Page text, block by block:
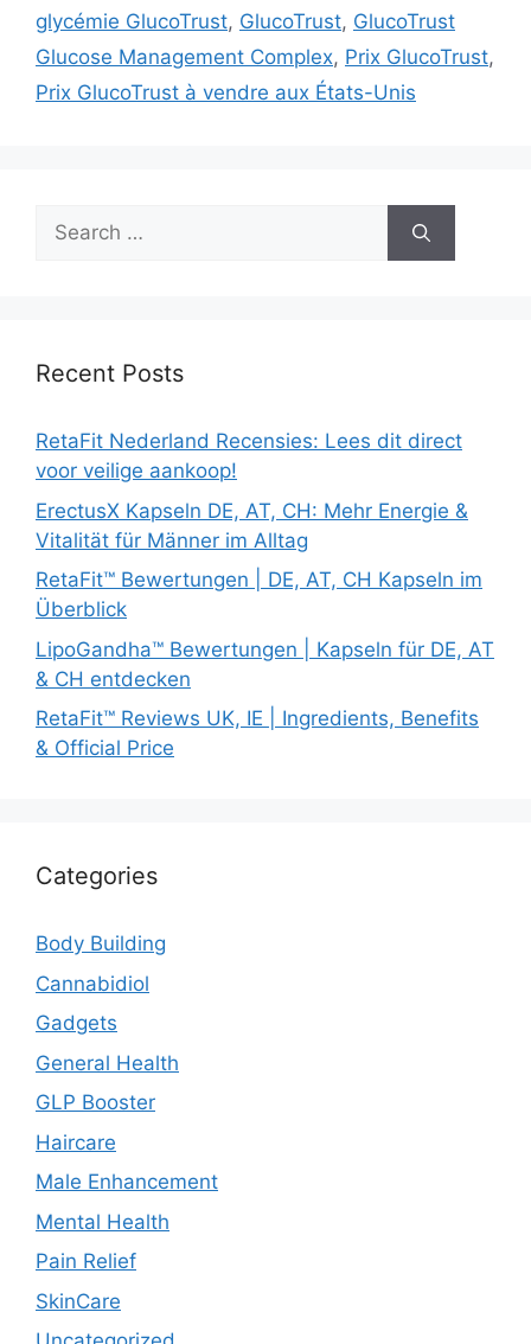
glycémie GlucoTrust, GlucoTrust, GlucoTrust
Glucose Management Complex, Prix GlucoTrust,
Prix GlucoTrust à vendre aux États-Unis
Search
for:
Recent Posts
RetaFit Nederland Recensies: Lees dit direct
voor veilige aankoop!
ErectusX Kapseln DE, AT, CH: Mehr Energie &
Vitalität für Männer im Alltag
RetaFit™ Bewertungen | DE, AT, CH Kapseln im
Überblick
LipoGandha™ Bewertungen | Kapseln für DE, AT
& CH entdecken
RetaFit™ Reviews UK, IE | Ingredients, Benefits
& Official Price
Categories
Body Building
Cannabidiol
Gadgets
General Health
GLP Booster
Haircare
Male Enhancement
Mental Health
Pain Relief
SkinCare